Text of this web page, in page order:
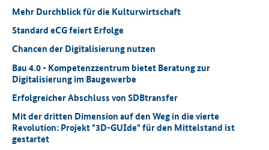
Mehr Durchblick für die Kulturwirtschaft
Standard eCG feiert Erfolge
Chancen der Digitalisierung nutzen
Bau 4.0 - Kompetenzzentrum bietet Beratung zur
Digitalisierung im Baugewerbe
Erfolgreicher Abschluss von SDBtransfer
Mit der dritten Dimension auf den Weg in die vierte
Revolution: Projekt "3D-GUIde" für den Mittelstand ist
gestartet